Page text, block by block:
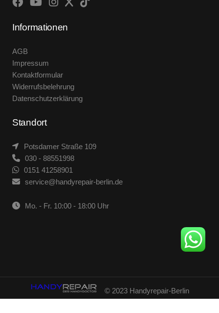
Informationen
AGB
Impressum
Kontaktformular
Widerrufsbelehrung
Datenschutzerklärung
Standort
Potsdamer Straße 109
030 - 88551998
0151 41258901
service@handyrepair-berlin.de
Mo. - Fr. 10:00 - 18:00 Uhr
© 2023 Handyrepair-Berlin